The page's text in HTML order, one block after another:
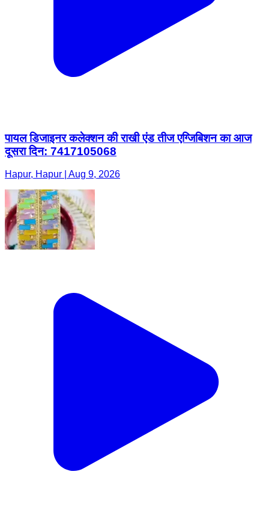
पायल डिजाइनर कलेक्शन की राखी एंड तीज एग्जिबिशन का आज
दूसरा दिन: 7417105068
Hapur, Hapur | Aug 9, 2026